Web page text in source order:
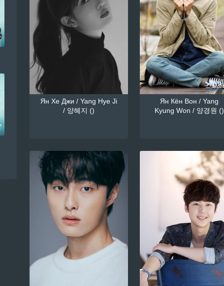
Ян Хе Джи / Yang Hye Ji
/ 양혜지 ()
Ян Кён Вон / Yang
Kyung Won / 양경원 ()